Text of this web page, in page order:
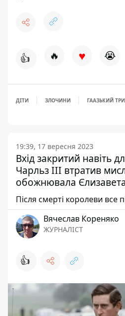
👍 🔥 ♥ 😭
ДІТИ ЗЛОЧИНИ ГААЗЬКИЙ
19:39, 17 вересня 2023
Вхід закритий навіть
Чарльз ІІІ втратив
обожнювала
Після смерті королеви все
Вячеслав Кореняко
ЖУРНАЛІСТ
👍